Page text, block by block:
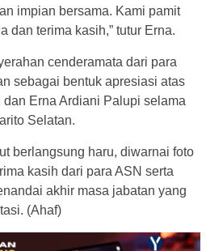
impian bersama. Kami pamit
dan terima kasih,” tutur Erna.
cenderamata dari para
sebagai bentuk apresiasi atas
Erna Ardiani Palupi selama
Selatan.
berlangsung haru, diwarnai foto
kasih dari para ASN serta
akhir masa jabatan yang
(Ahaf)